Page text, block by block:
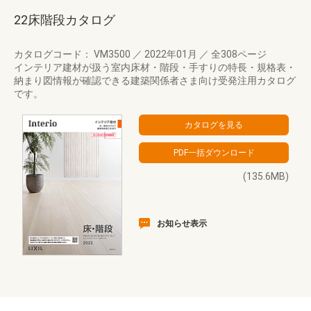
22床階段カタログ
カタログコード： VM3500 ／ 2022年01月 ／ 全308ページ
インテリア建材が扱う室内床材・階段・手すりの特長・規格表・
納まり図情報が確認できる建築関係者さま向け受発注用カタログ
です。
(135.6MB)
お知らせ表示